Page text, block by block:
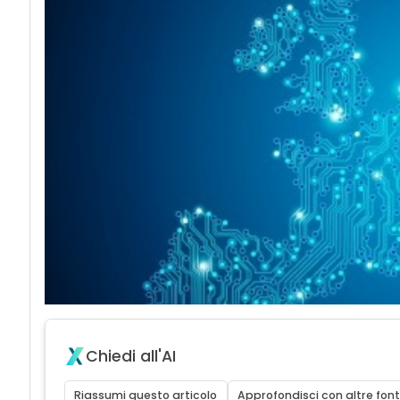
Chiedi all'AI
Riassumi questo articolo Approfondisci con altre